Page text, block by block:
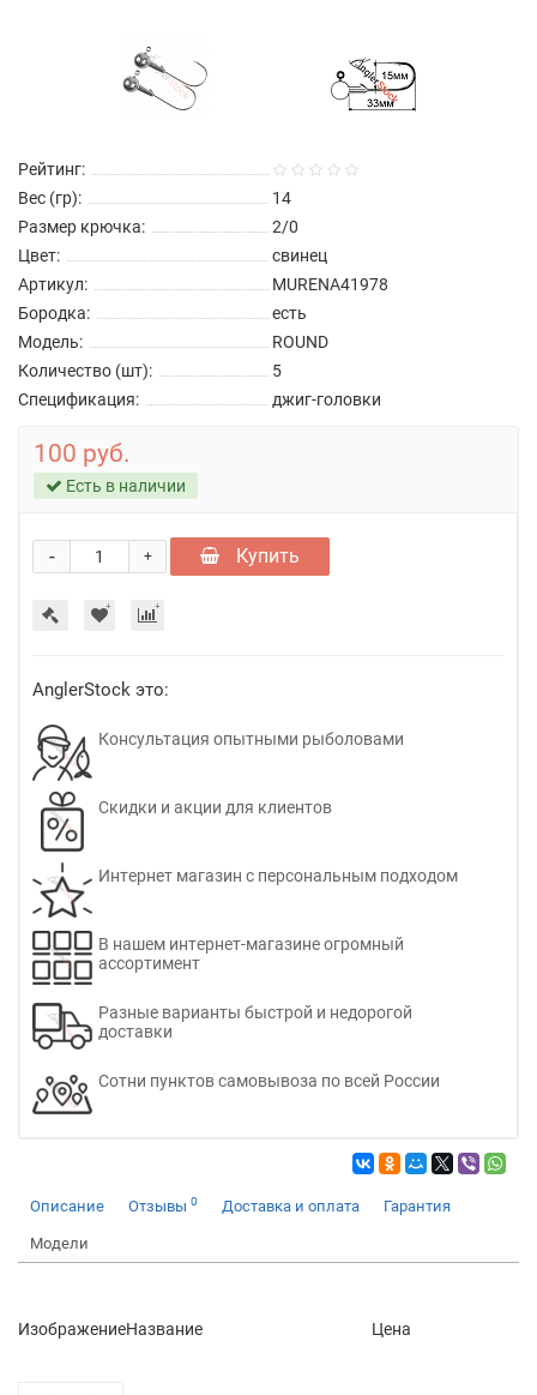
Рейтинг:
Вес (гр):
14
Размер крючка:
2/0
Цвет:
свинец
Артикул:
MURENA41978
Бородка:
есть
Модель:
ROUND
Количество (шт):
5
Спецификация:
джиг-головки
100 руб.
Есть в наличии
+
- Купить
AnglerStock это:
Консультация опытными рыболовами
Скидки и акции для клиентов
Интернет магазин с персональным подходом
В нашем интернет-магазине огромный
ассортимент
Разные варианты быстрой и недорогой
доставки
Сотни пунктов самовывоза по всей России
Описание Отзывы 0 Доставка и оплата Гарантия
Модели
ИзображениеНазвание Цена